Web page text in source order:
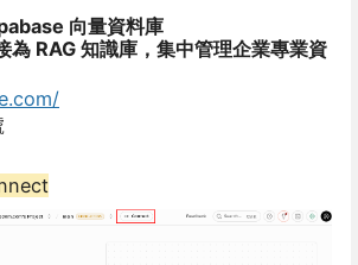
向量資料庫
RAG 知識庫，集中管理企業專業資